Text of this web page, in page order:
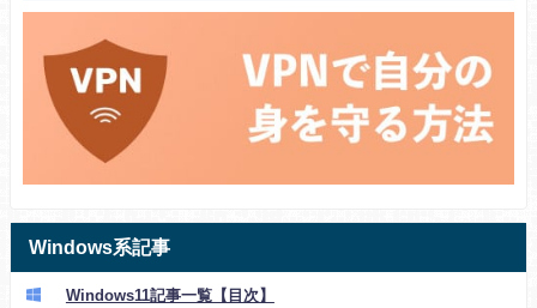
Windows系記事
Windows11記事一覧【目次】